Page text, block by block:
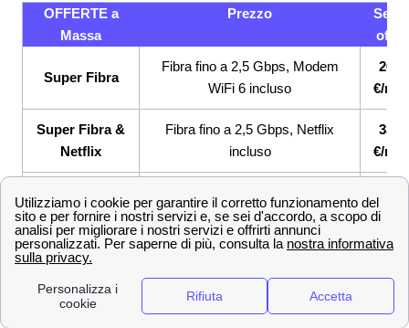
OFFERTE a
Massa
Prezzo
Super Fibra
Fibra fino a 2,5 Gbps, Modem
WiFi 6 incluso
€/
Super Fibra &
Netflix
Fibra fino a 2,5 Gbps, Netflix
incluso
€/
Unlimited
GB e minuti illimitati
€/
Se sei indeciso su quale offerta internet e telefonia
attivare a Massa, Wind Tre mette a disposizione la
possibilità di attivare delle
tariffe combinate internet e